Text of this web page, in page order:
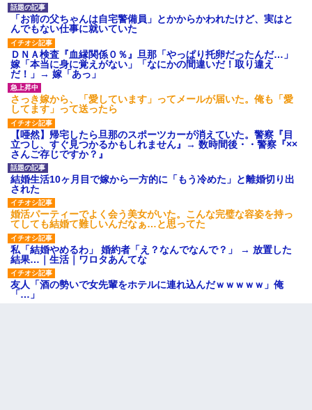
「お前の父ちゃんは自宅警備員」とかからかわれたけど、実はと
んでもない仕事に就いていた
ＤＮＡ検査『血縁関係０％』旦那「やっぱり托卵だったんだ…」
嫁「本当に身に覚えがない」「なにかの間違いだ！取り違え
だ！」→ 嫁「あっ」
さっき嫁から、「愛しています」ってメールが届いた。俺も「愛
してます」って送ったら
【唖然】帰宅したら旦那のスポーツカーが消えていた。警察『目
立つし、すぐ見つかるかもしれません』→ 数時間後・・警察『××
さんご存じですか？』
結婚生活10ヶ月目で嫁から一方的に「もう冷めた」と離婚切り出
された
婚活パーティーでよく会う美女がいた。こんな完璧な容姿を持っ
てしても結婚て難しいんだなぁ…と思ってた
私「結婚やめるわ」 婚約者「え？なんでなんで？」 → 放置した
結果…｜生活｜ワロタあんてな
友人「酒の勢いで女先輩をホテルに連れ込んだｗｗｗｗｗ」俺
「…」